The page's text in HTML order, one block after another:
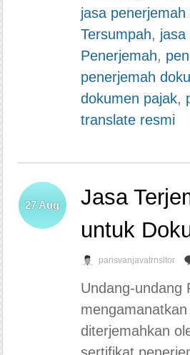
jasa penerjemah
Tersumpah, jasa
Penerjemah,
penerjemah
dokumen pajak,
translate resmi
Jasa
untuk
27Aug
parisvanjavatrnsltor
Undang-undang
diterjemahkan